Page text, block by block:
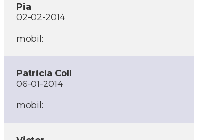
Pia
02-02-2014
mobil:
Patricia Coll
06-01-2014
mobil: